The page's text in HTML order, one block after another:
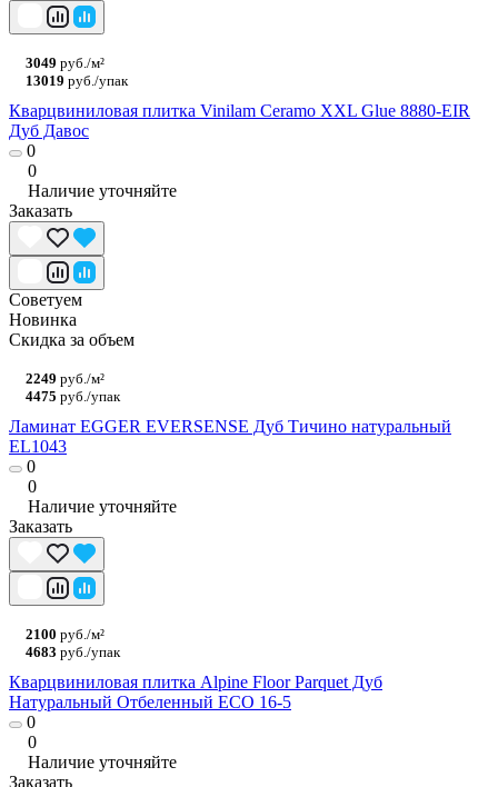
3049 руб./м²
13019 руб./упак
Кварцвиниловая плитка Vinilam Ceramo XXL Glue 8880-EIR
Дуб Давос
0
0
Наличие уточняйте
Заказать
Советуем
Новинка
Скидка за объем
2249 руб./м²
4475 руб./упак
Ламинат EGGER EVERSENSE Дуб Тичино натуральный
EL1043
0
0
Наличие уточняйте
Заказать
2100 руб./м²
4683 руб./упак
Кварцвиниловая плитка Alpine Floor Parquet Дуб
Натуральный Отбеленный ECO 16-5
0
0
Наличие уточняйте
Заказать